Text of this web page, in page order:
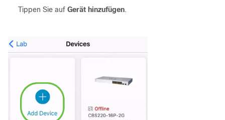
Tippen Sie auf Gerät hinzufügen.